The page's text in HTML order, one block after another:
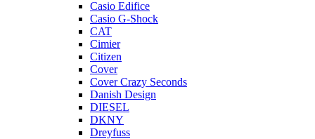
Casio Edifice
Casio G-Shock
CAT
Cimier
Citizen
Cover
Cover Crazy Seconds
Danish Design
DIESEL
DKNY
Dreyfuss